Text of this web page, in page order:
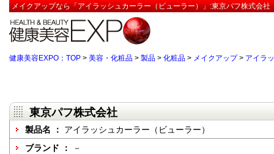
メイクアップなら「アイラッシュカーラー（ビューラー）」:東京パフ株式会社
健康美容EXPO：TOP > 美容・化粧品 > 製品 > 化粧品 > メイクアップ> アイラ
東京パフ株式会社
製品名 ： アイラッシュカーラー（ビューラー）
ブランド ：
－